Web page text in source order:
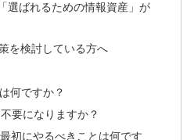
選ばれるための情報資産」が
を検討している方へ
何ですか？
要になりますか？
初にやるべきことは何です